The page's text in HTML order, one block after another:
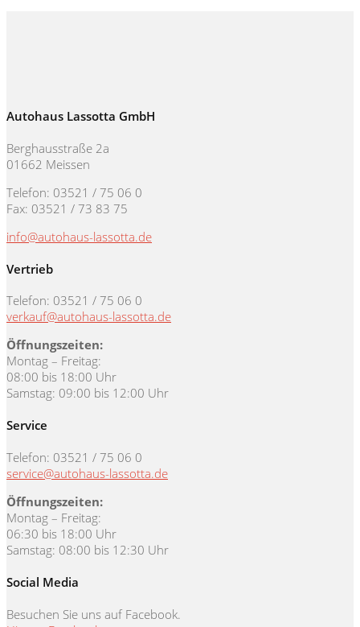
Autohaus Lassotta GmbH
Berghausstraße 2a
01662 Meissen
Telefon: 03521 / 75 06 0
Fax: 03521 / 73 83 75
info@autohaus-lassotta.de
Vertrieb
Telefon: 03521 / 75 06 0
verkauf@autohaus-lassotta.de
Öffnungszeiten:
Montag – Freitag:
08:00 bis 18:00 Uhr
Samstag: 09:00 bis 12:00 Uhr
Service
Telefon: 03521 / 75 06 0
service@autohaus-lassotta.de
Öffnungszeiten:
Montag – Freitag:
06:30 bis 18:00 Uhr
Samstag: 08:00 bis 12:30 Uhr
Social Media
Besuchen Sie uns auf Facebook.